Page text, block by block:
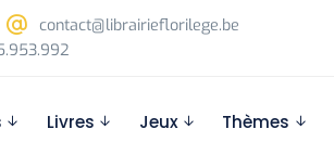
contact@librairieflorilege.be
Livres Jeux Thèmes